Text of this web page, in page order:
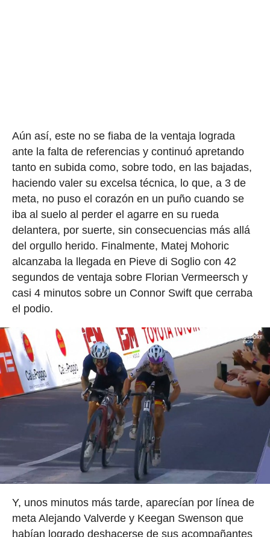
Aún así, este no se fiaba de la ventaja lograda
ante la falta de referencias y continuó apretando
tanto en subida como, sobre todo, en las bajadas,
haciendo valer su excelsa técnica, lo que, a 3 de
meta, no puso el corazón en un puño cuando se
iba al suelo al perder el agarre en su rueda
delantera, por suerte, sin consecuencias más allá
del orgullo herido. Finalmente, Matej Mohoric
alcanzaba la llegada en Pieve di Soglio con 42
segundos de ventaja sobre Florian Vermeersch y
casi 4 minutos sobre un Connor Swift que cerraba
el podio.
Y, unos minutos más tarde, aparecían por línea de
meta Alejando Valverde y Keegan Swenson que
habían logrado deshacerse de sus acompañantes